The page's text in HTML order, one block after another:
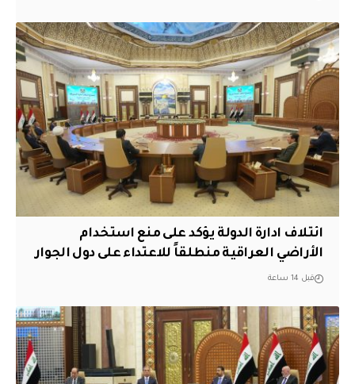
ائتلاف ادارة الدولة يؤكد على منع استخدام
الأراضي العراقية منطلقاً للاعتداء على دول الجوار
قبل 14 ساعة